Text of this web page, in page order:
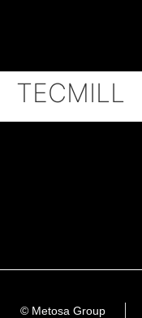
TECMILL
© Metosa Group